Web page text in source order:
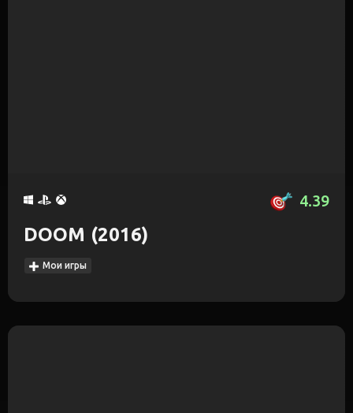
4.39
DOOM (2016)
Мои игры